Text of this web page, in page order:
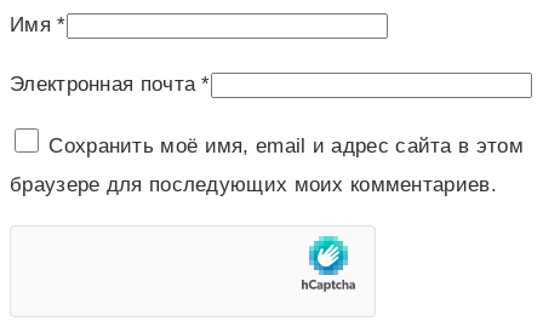
Имя*
Электронная почта*
Сохранить моё имя, email и адрес сайта в этом
браузере для последующих моих комментариев.